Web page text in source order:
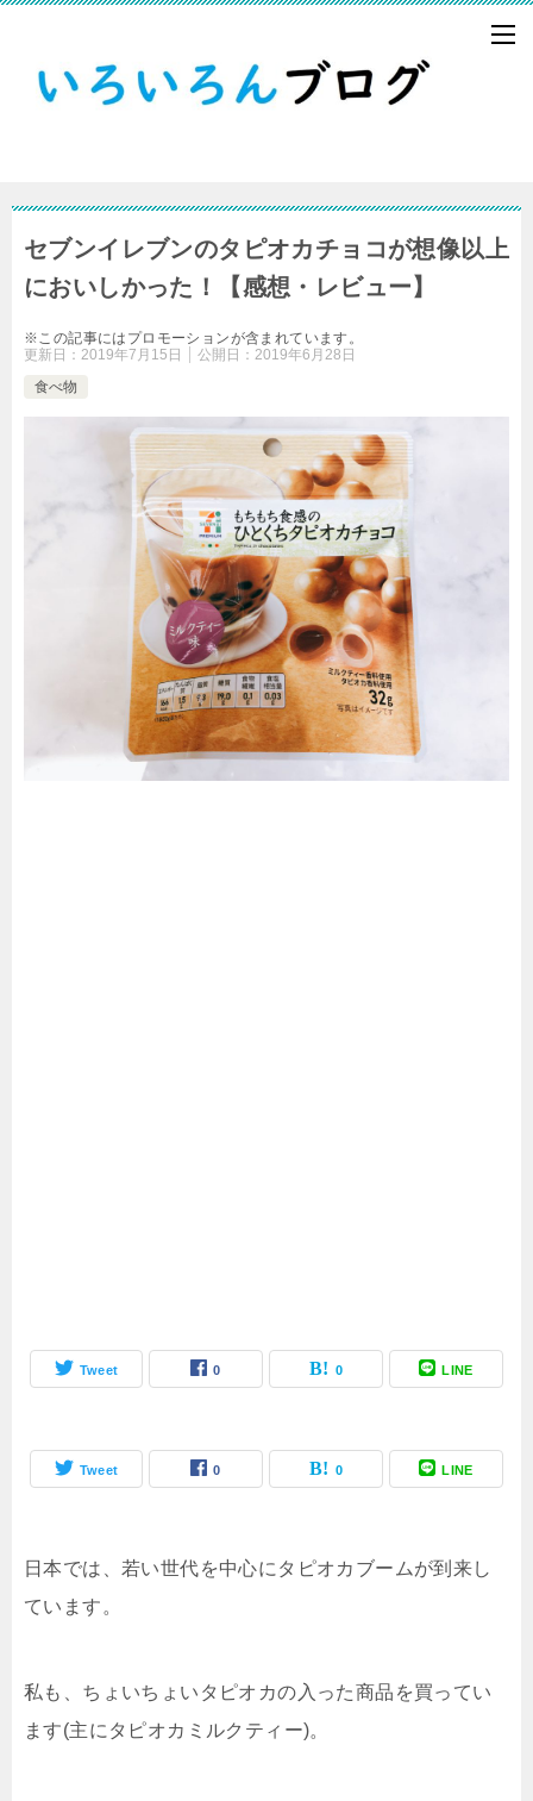
セブンイレブンのタピオカチョコが想像以上
においしかった！【感想・レビュー】
※この記事にはプロモーションが含まれています。
更新日： 2019年7月15日 公開日： 2019年6月28日
食べ物
Tweet 0 0 LINE
Tweet 0 0 LINE
日本では、若い世代を中心にタピオカブームが到来し
ています。
私も、ちょいちょいタピオカの入った商品を買ってい
ます(主にタピオカミルクティー)。